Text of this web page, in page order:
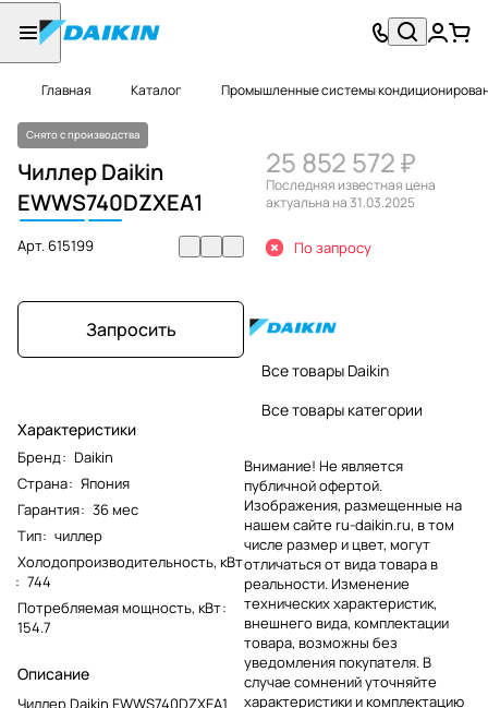
Главная Каталог Промышленные системы
Снято с производства
Чиллер Daikin
EWWS740DZXEA1
Арт.615199
Запросить
Характеристики
Бренд: Daikin
Страна: Япония
Гарантия: 36 мес
Тип: чиллер
Холодопроизводительность, кВт
: 744
Потребляемая мощность, кВт:
154.7
Описание
Чиллер Daikin EWWS740DZXEA1
25 852 572 ₽
Последняя известная цена
актуальна на 31.03.2025
По запросу
Все товары Daikin
Все товары категории
Внимание! Не является
публичной офертой.
Изображения, размещенные на
нашем сайте ru-daikin.ru, в том
числе размер и цвет, могут
отличаться от вида товара в
реальности. Изменение
технических характеристик,
внешнего вида, комплектации
товара, возможны без
уведомления покупателя. В
случае сомнений уточняйте
характеристики и комплектацию